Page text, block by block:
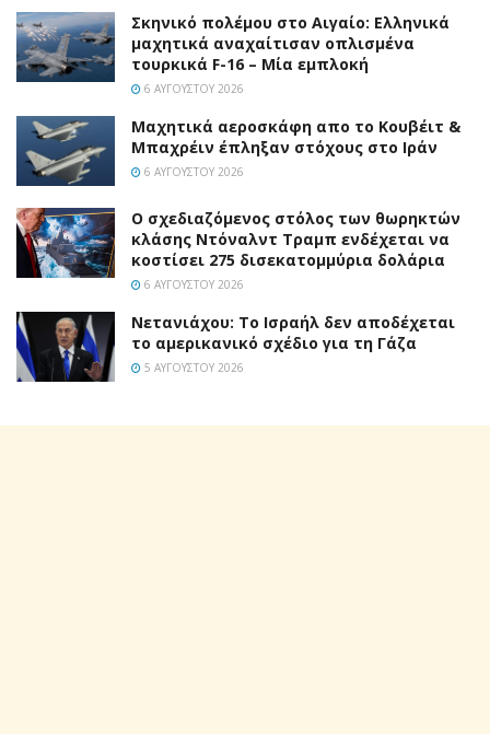
Σκηνικό πολέμου στο Αιγαίο: Ελληνικά
μαχητικά αναχαίτισαν οπλισμένα
τουρκικά F-16 – Μία εμπλοκή
6 ΑΥΓΟΎΣΤΟΥ 2026
Mαχητικά αεροσκάφη απο το Κουβέιτ &
Μπαχρέιν έπληξαν στόχους στο Ιράν
6 ΑΥΓΟΎΣΤΟΥ 2026
Ο σχεδιαζόμενος στόλος των θωρηκτών
κλάσης Ντόναλντ Τραμπ ενδέχεται να
κοστίσει 275 δισεκατομμύρια δολάρια
6 ΑΥΓΟΎΣΤΟΥ 2026
Νετανιάχου: Το Ισραήλ δεν αποδέχεται
το αμερικανικό σχέδιο για τη Γάζα
5 ΑΥΓΟΎΣΤΟΥ 2026